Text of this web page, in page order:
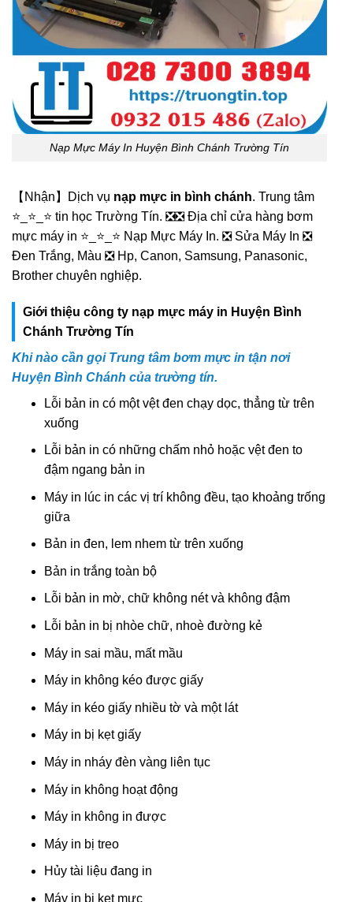
Nạp Mực Máy In Huyện Bình Chánh Trường Tín
【Nhận】Dịch vụ nạp mực in bình chánh. Trung tâm
⭐_⭐_⭐ tin học Trường Tín. ❎❎ Địa chỉ cửa hàng bơm
mực máy in ⭐_⭐_⭐ Nạp Mực Máy In. ❎ Sửa Máy In ❎
Đen Trắng, Màu ❎ Hp, Canon, Samsung, Panasonic,
Brother chuyên nghiệp.
Giới thiệu công ty nạp mực máy in Huyện Bình
Chánh Trường Tín
Khi nào cần gọi Trung tâm bơm mực in tận nơi
Huyện Bình Chánh của trường tín.
Lỗi bản in có một vệt đen chạy dọc, thẳng từ trên
xuống
Lỗi bản in có những chấm nhỏ hoặc vệt đen to
đậm ngang bản in
Máy in lúc in các vị trí không đều, tạo khoảng trống
giữa
Bản in đen, lem nhem từ trên xuống
Bản in trắng toàn bộ
Lỗi bản in mờ, chữ không nét và không đậm
Lỗi bản in bị nhòe chữ, nhoè đường kẻ
Máy in sai mầu, mất mầu
Máy in không kéo được giấy
Máy in kéo giấy nhiều tờ và một lát
Máy in bị kẹt giấy
Máy in nháy đèn vàng liên tục
Máy in không hoạt động
Máy in không in được
Máy in bị treo
Hủy tài liệu đang in
Máy in bị kẹt mực